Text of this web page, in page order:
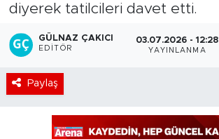
diyerek tatilcileri davet etti.
GÜLNAZ ÇAKICI
EDITÖR
03.07.2026 - 12:28
YAYINLANMA
Paylaş